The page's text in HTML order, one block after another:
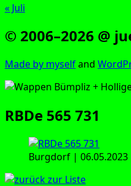
« Juli
© 2006–2026 @
Made by mys­elfand
RBDe 565 731
Burg­dorf | 06.05.2023